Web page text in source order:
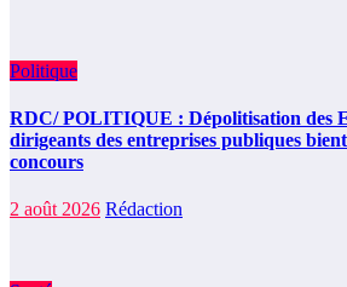
Politique
RDC/ POLITIQUE : Dépolitisation des
dirigeants des entreprises publiques
concours
2 août 2026 Rédaction